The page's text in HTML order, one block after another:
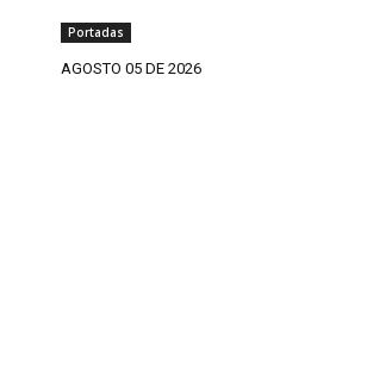
Portadas
AGOSTO 05 DE 2026